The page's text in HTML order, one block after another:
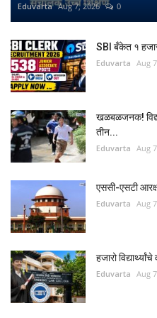
Eduvarta Aug 7, 2026 0
SBI बँकेत १
Eduvarta Aug
खळबळजनक!
तीन...
Eduvarta Aug
एससी-एसटी
Eduvarta Aug
हजारो
Eduvarta Aug